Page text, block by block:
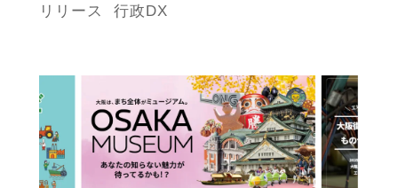
リリース 行政DX